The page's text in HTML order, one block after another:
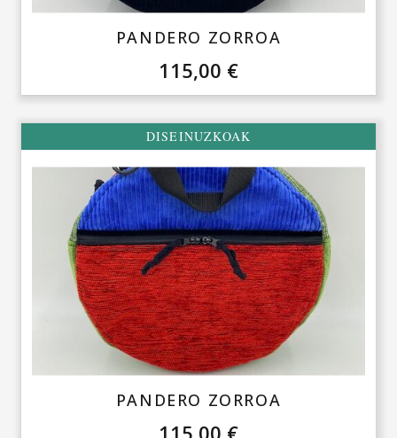
PANDERO ZORROA
115,00 €
DISEINUZKOAK
PANDERO ZORROA
115,00 €